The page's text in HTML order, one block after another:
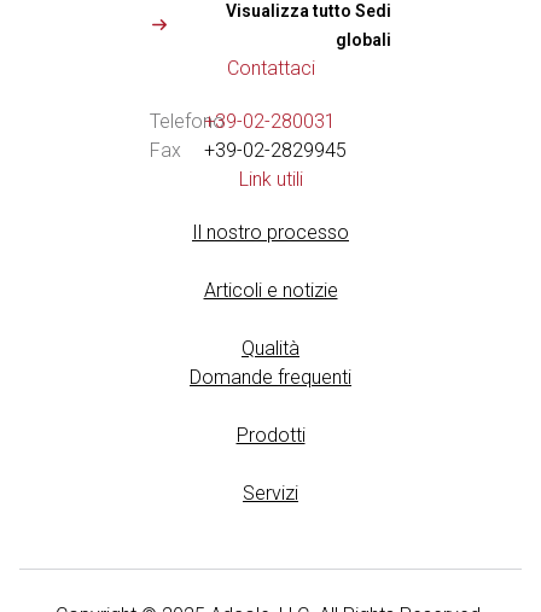
Visualizza tutto Sedi
globali
Contattaci
Telefono+39-02-280031
Fax
+39-02-2829945
Link utili
Il nostro processo
Articoli e notizie
Qualità
Domande frequenti
Prodotti
Servizi